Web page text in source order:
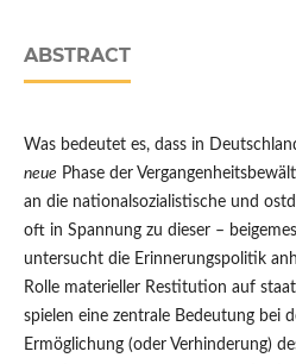
ABSTRACT
Was bedeutet es, dass in
neue Phase der
an die nationalsozialistische und
oft in Spannung zu dieser –
untersucht die Erinnerungspolitik
Rolle materieller Restitution auf
spielen eine zentrale Bedeutung bei
Ermöglichung (oder Verhinderung)